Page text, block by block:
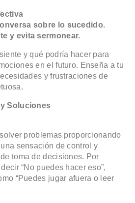
sobre lo sucedido.
y evita sermonear.
y qué podría hacer para
en el futuro. Enseña a tu
y frustraciones de
Soluciones
problemas proporcionando
sensación de control y
toma de decisiones. Por
“No puedes hacer eso”,
“Puedes jugar afuera o leer